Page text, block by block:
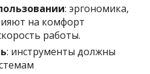
: эргономика,
на комфорт
работы.
: инструменты должны